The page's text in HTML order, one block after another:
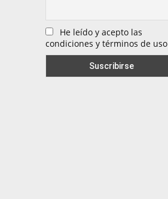
He leído y acepto las
condiciones y términos de uso